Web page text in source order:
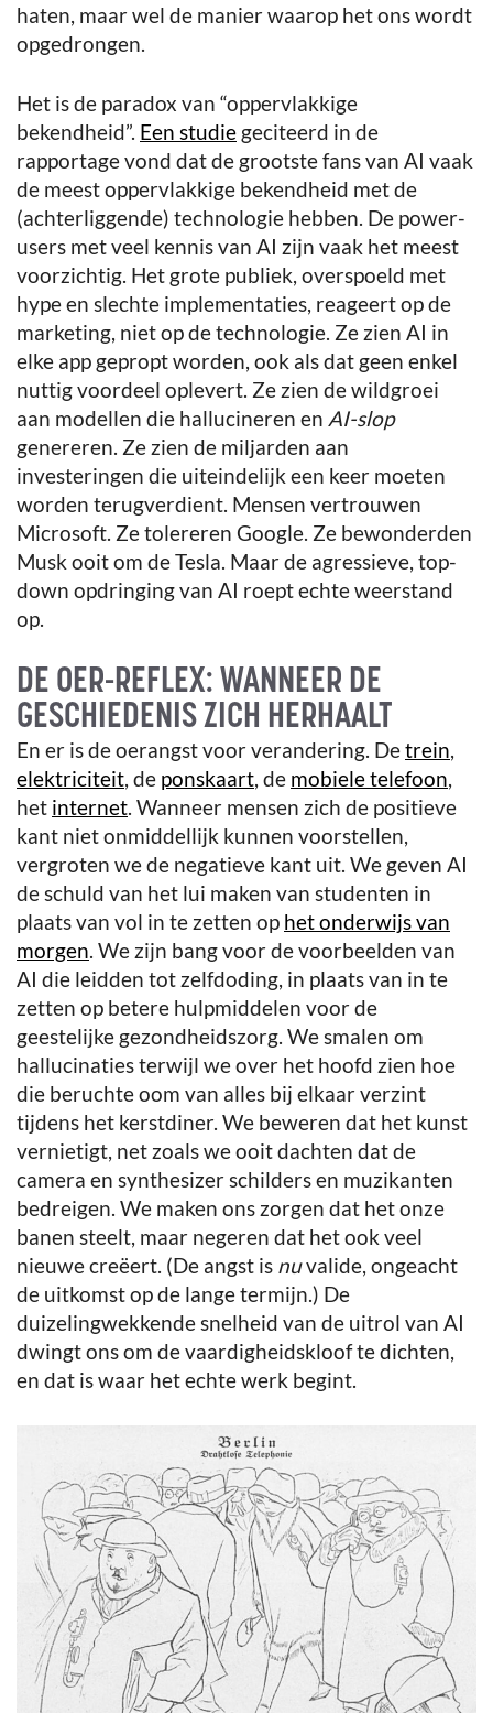
haten, maar wel de manier waarop het ons wordt
opgedrongen.
Het is de paradox van “oppervlakkige
bekendheid”. Een studie geciteerd in de
rapportage vond dat de grootste fans van AI vaak
de meest oppervlakkige bekendheid met de
(achterliggende) technologie hebben. De power-
users met veel kennis van AI zijn vaak het meest
voorzichtig. Het grote publiek, overspoeld met
hype en slechte implementaties, reageert op de
marketing, niet op de technologie. Ze zien AI in
elke app gepropt worden, ook als dat geen enkel
nuttig voordeel oplevert. Ze zien de wildgroei
aan modellen die hallucineren en AI-slop
genereren. Ze zien de miljarden aan
investeringen die uiteindelijk een keer moeten
worden terugverdient. Mensen vertrouwen
Microsoft. Ze tolereren Google. Ze bewonderden
Musk ooit om de Tesla. Maar de agressieve, top-
down opdringing van AI roept echte weerstand
op.
DE OER-REFLEX: WANNEER DE
GESCHIEDENIS ZICH HERHAALT
En er is de oerangst voor verandering. Detrein
elektriciteit , de ponskaart , de mobiele telefoon
het internet . Wanneer mensen zich de positieve
kant niet onmiddellijk kunnen voorstellen,
vergroten we de negatieve kant uit. We geven AI
de schuld van het lui maken van studenten in
plaats van vol in te zetten op het onderwijs van
morgen . We zijn bang voor de voorbeelden van
AI die leidden tot zelfdoding, in plaats van in te
zetten op betere hulpmiddelen voor de
geestelijke gezondheidszorg. We smalen om
hallucinaties terwijl we over het hoofd zien hoe
die beruchte oom van alles bij elkaar verzint
tijdens het kerstdiner. We beweren dat het kunst
vernietigt, net zoals we ooit dachten dat de
camera en synthesizer schilders en muzikanten
bedreigen. We maken ons zorgen dat het onze
banen steelt, maar negeren dat het ook veel
nieuwe creëert. (De angst is nuvalide, ongeacht
de uitkomst op de lange termijn.) De
duizelingwekkende snelheid van de uitrol van AI
dwingt ons om de vaardigheidskloof te dichten,
en dat is waar het echte werk begint.